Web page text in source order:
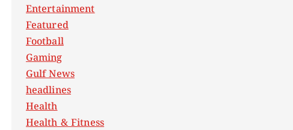
Entertainment
Featured
Football
Gaming
Gulf News
headlines
Health
Health & Fitness